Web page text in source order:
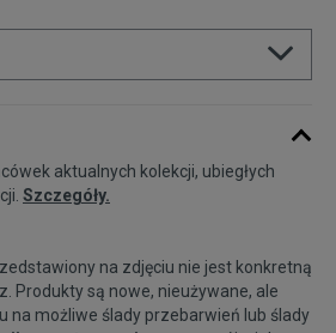
o
o
aktualnych kolekcji, ubiegłych
Szczegóły.
na zdjęciu nie jest konkretną
Produkty są nowe, nieużywane, ale
na możliwe ślady przebarwień lub ślady